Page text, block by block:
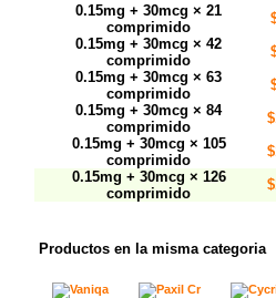
0.15mg + 30mcg × 21
comprimido
0.15mg + 30mcg × 42
comprimido
0.15mg + 30mcg × 63
comprimido
0.15mg + 30mcg × 84
comprimido
0.15mg + 30mcg × 105
comprimido
0.15mg + 30mcg × 126
comprimido
Productos en la misma categoria